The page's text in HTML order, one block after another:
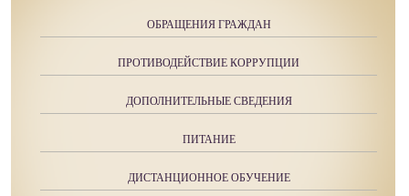
ОБРАЩЕНИЯ ГРАЖДАН
ПРОТИВОДЕЙСТВИЕ КОРРУПЦИИ
ДОПОЛНИТЕЛЬНЫЕ СВЕДЕНИЯ
ПИТАНИЕ
ДИСТАНЦИОННОЕ ОБУЧЕНИЕ